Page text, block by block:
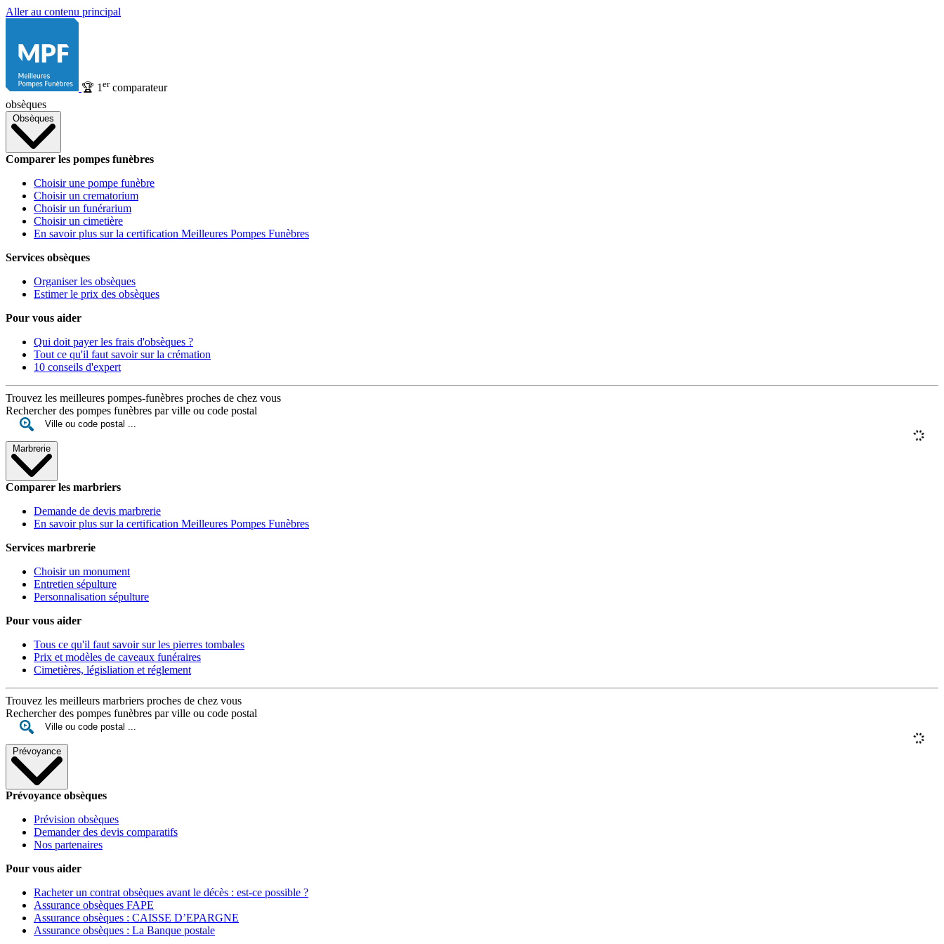
Aller au contenu principal
🏆 1 ercomparateur
obsèques
Obsèques
Comparer les pompes funèbres
Choisir une pompe funèbre
Choisir un crematorium
Choisir un funérarium
Choisir un cimetière
En savoir plus sur la certification Meilleures Pompes Funèbres
Services obsèques
Organiser les obsèques
Estimer le prix des obsèques
Pour vous aider
Qui doit payer les frais d'obsèques ?
Tout ce qu'il faut savoir sur la crémation
10 conseils d'expert
Trouvez les meilleures pompes-funèbres proches de chez vous
Rechercher des pompes funèbres par ville ou code postal
Marbrerie
Comparer les marbriers
Demande de devis marbrerie
En savoir plus sur la certification Meilleures Pompes Funèbres
Services marbrerie
Choisir un monument
Entretien sépulture
Personnalisation sépulture
Pour vous aider
Tous ce qu'il faut savoir sur les pierres tombales
Prix et modèles de caveaux funéraires
Cimetières, législiation et réglement
Trouvez les meilleurs marbriers proches de chez vous
Rechercher des pompes funèbres par ville ou code postal
Prévoyance
Prévoyance obsèques
Prévision obsèques
Demander des devis comparatifs
Nos partenaires
Pour vous aider
Racheter un contrat obsèques avant le décès : est-ce possible ?
Assurance obsèques FAPE
Assurance obsèques : CAISSE D’EPARGNE
Assurance obsèques : La Banque postale